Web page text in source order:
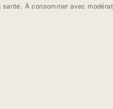
À consommer avec